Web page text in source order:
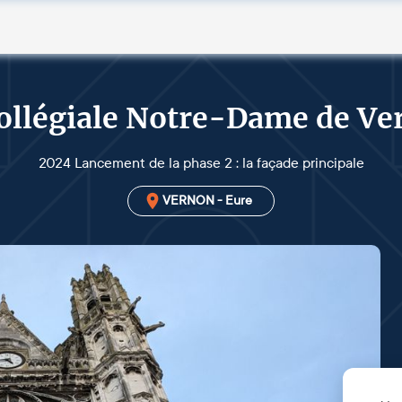
Notre-Dame de
2024 Lancement de la phase 2 : la façade principale
VERNON - Eure